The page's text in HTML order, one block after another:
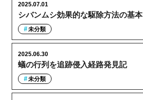
シバンムシ効果的な駆除方法の基本
2025.07.01
未分類
蟻の行列を追跡侵入経路発見記
2025.06.30
未分類